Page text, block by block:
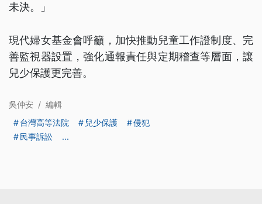
未決。」
現代婦女基金會呼籲，加快推動兒童工作證制度、完
善監視器設置，強化通報責任與定期稽查等層面，讓
兒少保護更完善。
吳仲安 / 編輯
台灣高等法院
兒少保護
侵犯
民事訴訟
...